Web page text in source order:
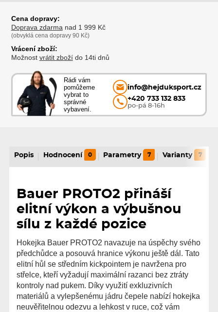
Cena dopravy:
Doprava zdarma nad 1 999 Kč
(obvyklá cena dopravy 90 Kč)
Vrácení zboží:
Možnost vrátit zbožído 14ti dnů
Rádi vám
pomůžeme
vybrat to
správné
vybavení.
info@hejduksport.cz
+420 733 132 833
po-pá 8-16h
Popis Hodnocení 0 Parametry 7 Varianty 7
Bauer PROTO2 přináší
elitní výkon a výbušnou
sílu z každé pozice
Hokejka Bauer PROTO2 navazuje na úspěchy svého
předchůdce a posouvá hranice výkonu ještě dál. Tato
elitní hůl se středním kickpointem je navržena pro
střelce, kteří vyžadují maximální razanci bez ztráty
kontroly nad pukem. Díky využití exkluzivních
materiálů a vylepšenému jádru čepele nabízí hokejka
neuvěřitelnou odezvu a lehkost v ruce, což vám